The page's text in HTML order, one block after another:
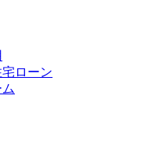
ローン